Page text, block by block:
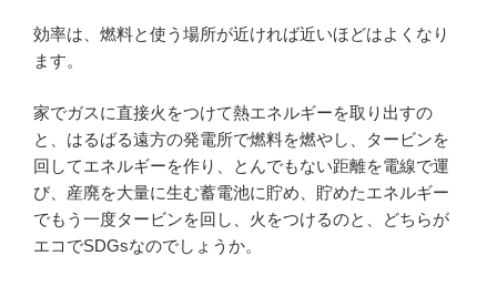
効率は、燃料と使う場所が近ければ近いほどはよくなり
ます。
家でガスに直接火をつけて熱エネルギーを取り出すの
と、はるばる遠方の発電所で燃料を燃やし、タービンを
回してエネルギーを作り、とんでもない距離を電線で運
び、産廃を大量に生む蓄電池に貯め、貯めたエネルギー
でもう一度タービンを回し、火をつけるのと、どちらが
エコでSDGsなのでしょうか。